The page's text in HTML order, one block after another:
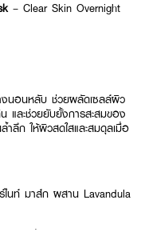
– Clear Skin Overnight
งนอนหลับ ช่วยผลัดเซลล์ผิว
และช่วยยับยั้งการสะสมของ
ำลึก ให้ผิวสดใสและสมดุลเมื่อ
นท์ มาส์ก ผสาน Lavandula
รอุดตันรูขุมขน